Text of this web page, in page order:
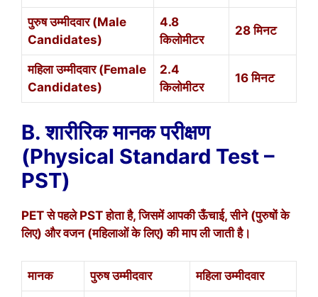
पुरुष उम्मीदवार (Male
Candidates)
4.8
किलोमीटर
28 मिनट
महिला उम्मीदवार (Female
Candidates)
2.4
किलोमीटर
16 मिनट
B. शारीरिक मानक परीक्षण
(Physical Standard Test –
PST)
PET से पहले PST होता है, जिसमें आपकी ऊँचाई, सीने (पुरुषों के
लिए) और वजन (महिलाओं के लिए) की माप ली जाती है।
मानक पुरुष उम्मीदवार महिला उम्मीदवार